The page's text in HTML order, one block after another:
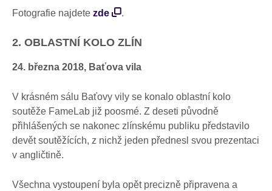
Fotografie najdete zde .
2. OBLASTNÍ KOLO ZLÍN
24. března 2018, Baťova vila
V krásném sálu Baťovy vily se konalo oblastní kolo
soutěže FameLab již poosmé. Z deseti původně
přihlášených se nakonec zlínskému publiku představilo
devět soutěžících, z nichž jeden přednesl svou prezentaci
v angličtině.
Všechna vystoupení byla opět precizně připravena a